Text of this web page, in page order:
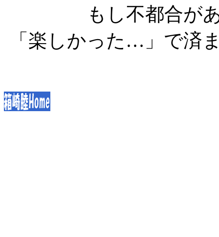
もし不都合が
「楽しかった…」で済